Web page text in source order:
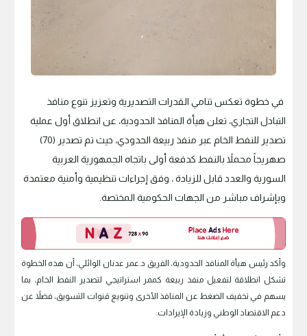
في خطوة تعكس تنامي القدرات التصديرية وتعزيز تنوع منافذ
التبادل التجاري، تعلن هيأة المنافذ الحدودية، عن انطلاق أول عملية
تصدير للنفط الخام عبر منفذ ربيعة الحدودي، حيث تم تصدير (70)
صهريجاً محملاً بالنفط كدفعة أولى باتجاه الجمهورية العربية
السورية والعدد قابل للزيادة ، وفق إجراءات تنظيمية وأمنية معتمدة
وبإشراف مباشر من الجهات الحكومية المختصة.
وأكد رئيس هيأة المنافذ الحدودية، الفريق د.عمر عدنان الوائلي، أن هذه الخطوة
تشكل انطلاقة لتفعيل منفذ ربيعة كممر استراتيجي لتصدير النفط الخام، بما
يسهم في تخفيف الضغط عن المنافذ الأخرى وتنويع قنوات التسويق، فضلاً عن
دعم الاقتصاد الوطني وزيادة الإيرادات.